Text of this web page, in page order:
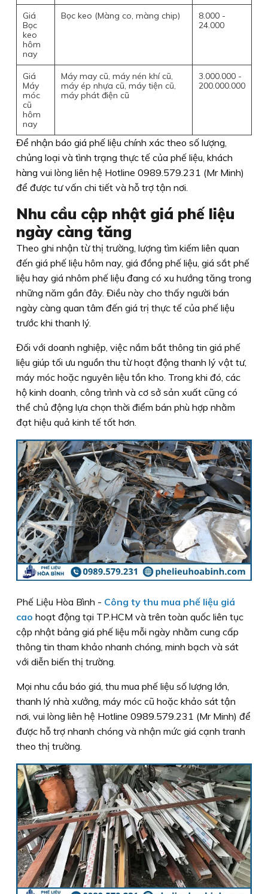
Giá
Bọc
keo
hôm
nay
Bọc keo (Màng co, màng chip)
8.000 -
24.000
Giá
Máy
móc
cũ
hôm
nay
Máy may cũ, máy nén khí cũ,
máy ép nhựa cũ, máy tiện cũ,
máy phát điện cũ
3.000.000 -
200.000.000
Để nhận báo giá phế liệu chính xác theo số lượng,
chủng loại và tình trạng thực tế của phế liệu, khách
hàng vui lòng liên hệ Hotline 0989.579.231 (Mr Minh)
để được tư vấn chi tiết và hỗ trợ tận nơi.
Nhu cầu cập nhật giá phế liệu
ngày càng tăng
Theo ghi nhận từ thị trường, lượng tìm kiếm liên quan
đến giá phế liệu hôm nay, giá đồng phế liệu, giá sắt phế
liệu hay giá nhôm phế liệu đang có xu hướng tăng trong
những năm gần đây. Điều này cho thấy người bán
ngày càng quan tâm đến giá trị thực tế của phế liệu
trước khi thanh lý.
Đối với doanh nghiệp, việc nắm bắt thông tin giá phế
liệu giúp tối ưu nguồn thu từ hoạt động thanh lý vật tư,
máy móc hoặc nguyên liệu tồn kho. Trong khi đó, các
hộ kinh doanh, công trình và cơ sở sản xuất cũng có
thể chủ động lựa chọn thời điểm bán phù hợp nhằm
đạt hiệu quả kinh tế tốt hơn.
Phế Liệu Hòa Bình - Công ty thu mua phế liệu giá
cao hoạt động tại TP.HCM và trên toàn quốc liên tục
cập nhật bảng giá phế liệu mỗi ngày nhằm cung cấp
thông tin tham khảo nhanh chóng, minh bạch và sát
với diễn biến thị trường.
Mọi nhu cầu báo giá, thu mua phế liệu số lượng lớn,
thanh lý nhà xưởng, máy móc cũ hoặc khảo sát tận
nơi, vui lòng liên hệ Hotline 0989.579.231 (Mr Minh) để
được hỗ trợ nhanh chóng và nhận mức giá cạnh tranh
theo thị trường.